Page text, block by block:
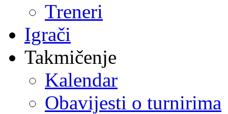
Treneri
Igrači
Takmičenje
Kalendar
Obavijesti o turnirima